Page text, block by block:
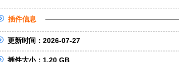
插件信息
更新时间：2026-07-27
插件大小：1.20 GB